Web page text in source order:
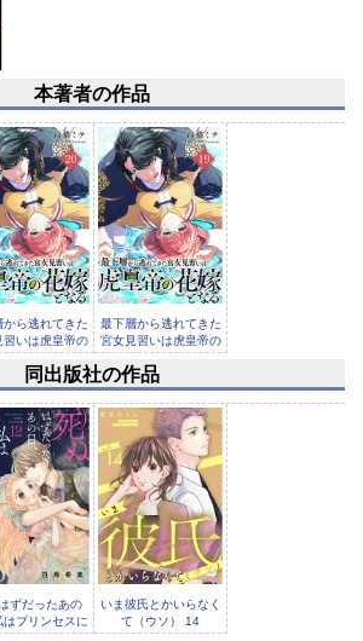
本著者の作品
から逃れてきた
習いは虎皇帝の
花嫁とな...
最下層から逃れてきた
宮女見習いは虎皇帝の
花嫁とな...
同出版社の作品
ずだったあの
はプリンセスに
った。 12
いま彼氏とかいらなく
て（ウソ） 14